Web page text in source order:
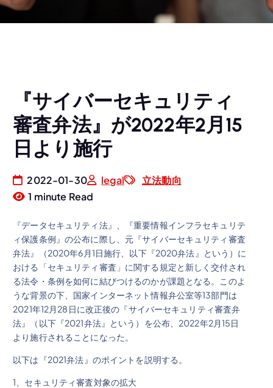
『サイバーセキュリティ
審査弁法』が2022年2月15
日より施行
2022-01-30 legal
立法動向
1 minute Read
『データセキュリティ法』、『重要情報インフラセキュリテ
ィ保護条例』の公布に際し、元『サイバーセキュリティ審査
弁法』（2020年6月1日施行、以下『2020弁法』という）に
おける「セキュリティ審査」に関する規定と新しく交付され
る法令・条例を如何に結びつけるのかが課題となる。このよ
うな背景の下、国家インターネット情報弁公室等13部門は
2021年12月28日に改正後の『サイバーセキュリティ審査弁
法』（以下『2021弁法』という）を公布、2022年2月15日
より施行されることになった。
以下は『2021弁法』のポイントを説明する。
1、セキュリティ審査対象の拡大